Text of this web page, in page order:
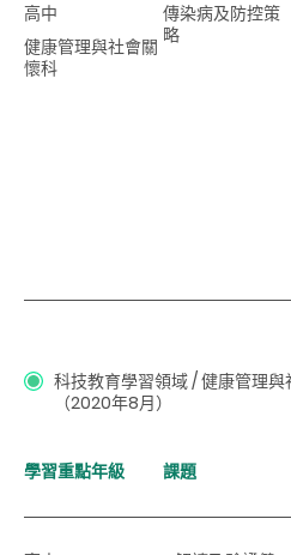
高中
健康管理與社會關
懷科
傳染病及防控策
略
科技教育學習領域 / 健康管理與
（2020年8月）
學習重點年級 課題